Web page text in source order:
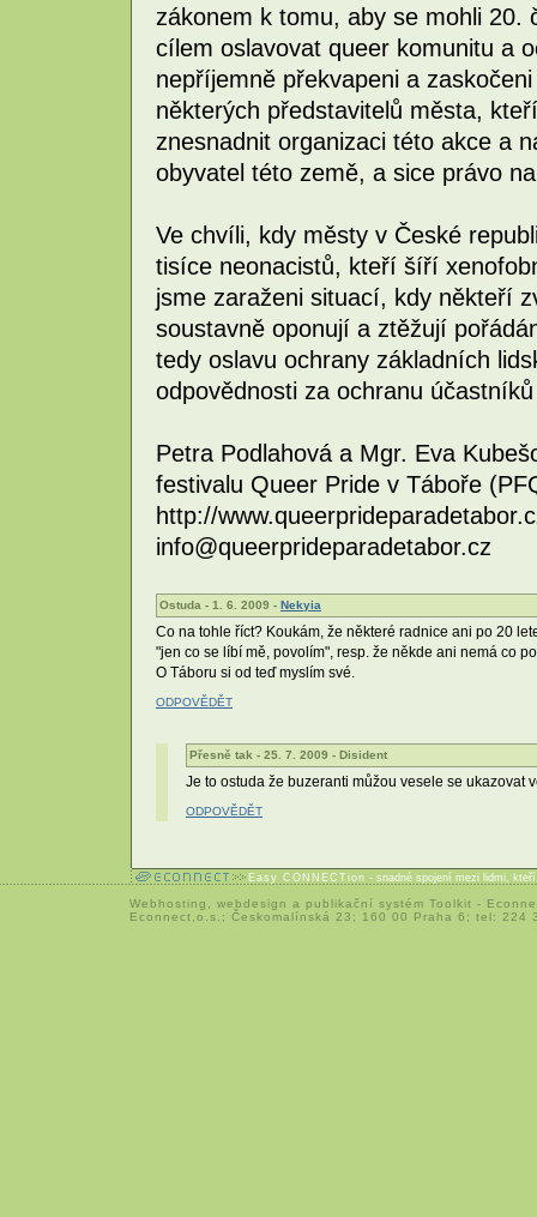
zákonem k tomu, aby se mohli
cílem oslavovat queer komunitu a
nepříjemně překvapeni a
některých představitelů města,
znesnadnit organizaci této akce a
obyvatel této země, a sice právo
Ve chvíli, kdy městy v České
tisíce neonacistů, kteří šíří
jsme zaraženi situací, kdy někteří
soustavně oponují a ztěžují
tedy oslavu ochrany základních
odpovědnosti za ochranu
Petra Podlahová a Mgr. Eva
festivalu Queer Pride v Táboře
http://
info@queerprideparadetabor.cz
Ostuda - 1. 6. 2009 - Nekyia
Co na tohle říct? Koukám, že některé radnice ani po 20
"jen co se líbí mě, povolím", resp. že někde ani nemá co
O Táboru si od teď myslím své.
ODPOVĚDĚT
Přesně tak - 25. 7. 2009 - Disident
Je to ostuda že buzeranti můžou vesele se ukazovat
ODPOVĚDĚT
Easy CONNECTion - snadné spojení mezi lidmi,
Webhosting webdesign a publikační systém Toolkit -
Econnect,o.s.; Českomalínská 23; 160 00 Praha 6; tel: 224